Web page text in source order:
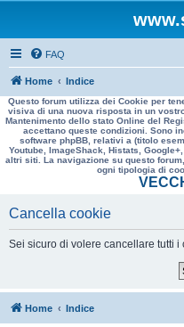
FAQ
Home Indice
Questo forum utilizza dei Cookie per
visiva di una nuova risposta in un
Mantenimento dello stato Online del
accettano queste condizioni. Sono
software phpBB, relativi a (titolo
Youtube, ImageShack, Histats,
altri siti. La navigazione su questo
ogni tipologia di
Cancella cookie
Sei sicuro di volere cancellare tutti
Home Indice